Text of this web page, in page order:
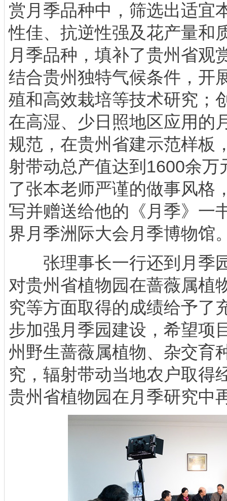
赏月季品种中，筛选出适宜
性佳、抗逆性强及花产量和
月季品种，填补了贵州省观
结合贵州独特气候条件，开
殖和高效栽培等技术研究；
在高湿、少日照地区应用的
规范，在贵州省建示范样板
射带动总产值达到1600余万
了张本老师严谨的做事风格
写并赠送给他的《月季》一
界月季洲际大会月季博物馆
张理事长一行还到月季
对贵州省植物园在蔷薇属植
究等方面取得的成绩给予了
步加强月季园建设，希望项
州野生蔷薇属植物、杂交育
究，辐射带动当地农户取得
贵州省植物园在月季研究中